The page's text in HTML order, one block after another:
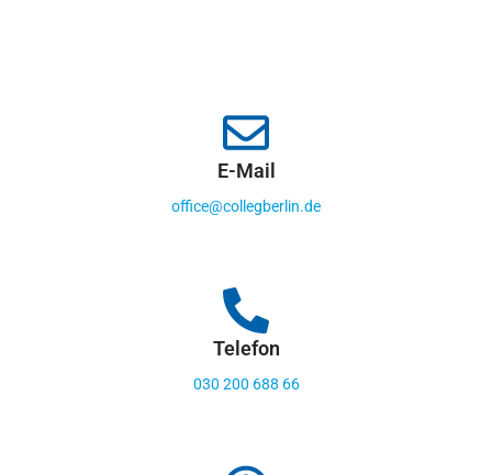
E-Mail
office@collegberlin.de
Telefon
030 200 688 66